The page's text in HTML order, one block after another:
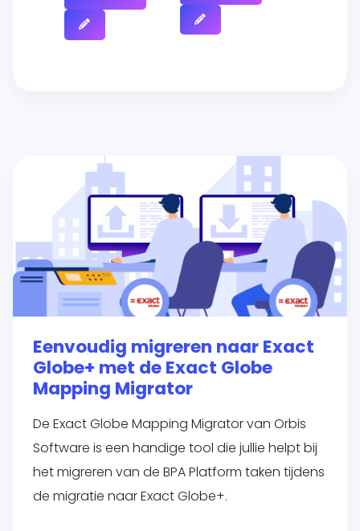
Eenvoudig migreren naar Exact
Globe+ met de Exact Globe
Mapping Migrator
De Exact Globe Mapping Migrator van Orbis
Software is een handige tool die jullie helpt bij
het migreren van de BPA Platform taken tijdens
de migratie naar Exact Globe+.